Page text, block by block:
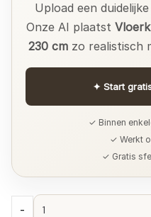
Upload een
Onze AI plaatst
230 cm zo realistisch
✦ Start
✓ Binnen
✓ Werkt
✓ Gratis
-